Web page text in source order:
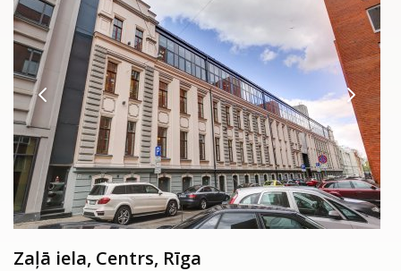
Zaļā iela, Centrs, Rīga